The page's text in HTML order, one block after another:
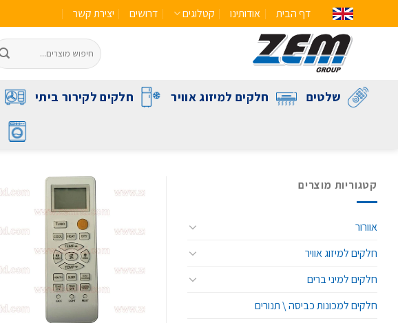
דף הבית אודותינו קטלוגים דרושים יצירת קשר
שלטים חלקים למיזוג אוויר חלקים לקירור ביתי
קטגוריות מוצרים
אוורור
חלקים למיזוג אוויר
חלקים למיני ברים
חלקים למכונות כביסה \ תנורים